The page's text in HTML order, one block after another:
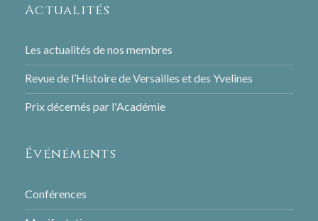
Actualités
Les actualités de nos membres
Revue de l’Histoire de Versailles et des Yvelines
Prix décernés par l'Académie
Événéments
Conférences